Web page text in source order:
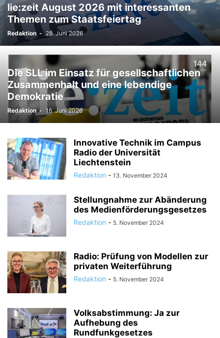
TODESFÄLLE TOURISMUS UMFRAGE
ÜSERE WORZLA - HISTORISCHES VEREINE
WIRTSCHAFTS:ZEIT
lie:zeit August 2026 mit interessanten
Themen zum Staatsfeiertag
Redaktion - 28. Juni 2026
Die SLL im Einsatz für gesellschaftlichen
Zusammenhalt und eine lebendige
Demokratie
Redaktion - 16. Juni 2026
Innovative Technik im Campus
Radio der Universität
Liechtenstein
Redaktion - 13. November 2024
Stellungnahme zur Abänderung
des Medienförderungsgesetzes
Redaktion - 5. November 2024
Radio: Prüfung von Modellen zur
privaten Weiterführung
Redaktion - 5. November 2024
Volksabstimmung: Ja zur
Aufhebung des
Rundfunkgesetzes